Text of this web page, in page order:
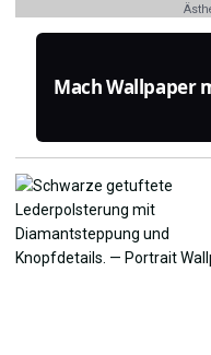
Mach Wallpaper